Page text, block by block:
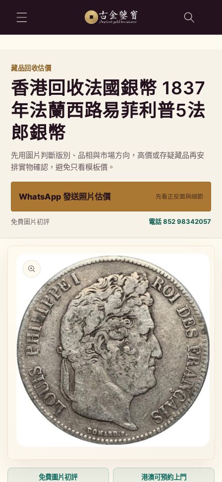
跳至內容
藏品回收估價
香港回收法國銀幣 1837
年法蘭西路易菲利普5法
郎銀幣
先用圖片判斷版別、品相與市場方向，高價或存疑藏品再安
排實物確認，避免只看模板價。
WhatsApp 發送照片估價 先看正反面與細節
免費圖片初評 電話 852 98342057
資訊
互
動
互
動
免費圖片初評 港澳可預約上門